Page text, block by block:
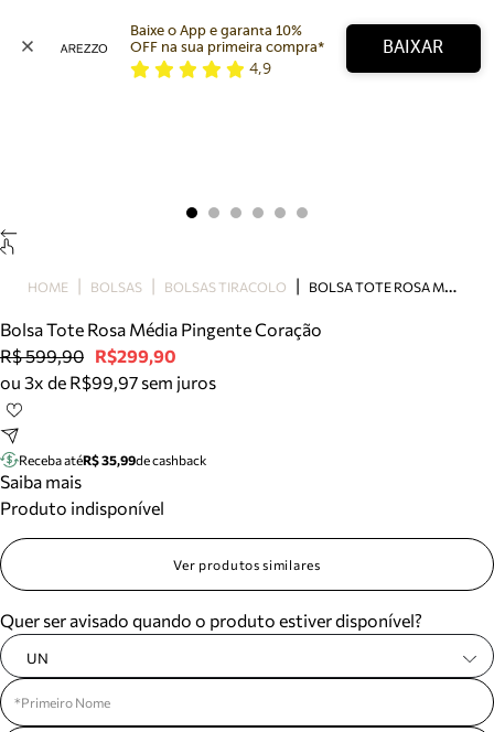
Bolsa
Tamanco
Tênis
Mule
Tire dúvidas sobre pedidos, devoluções e mais.
Meus pedidos
Acompanhe seus pedidos e solicite devoluções.
Baixe o App e garanta 10%
OFF na sua primeira compra*
4,9
BAIXAR
HOME BOLSAS BOLSAS TIRACOLO B
OLSA TOTE ROSA MÉDIA PINGENTE CORAÇÃO
Bolsa Tote Rosa Média Pingente Coração
R$ 599,90 R$299,90
ou 3x de R$99,97 sem juros
Receba atéR$ 35,99de cashback
Saiba mais
Produto indisponível
Ver produtos similares
Quer ser avisado quando o produto estiver disponível?
UN